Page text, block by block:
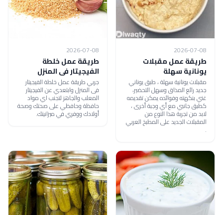
2026-07-08
طريقة عمل مقبلات
يونانية سهلة
مقبلات يونانية سهلة ، طبق يوناني
جديد رائع المذاق وسهل التحضير،
غني بنكهته وفوائده يمكن تقديمه
كطبق جانبي مع أي وجبة أخرى ،
لابد من تجربة هذا النوع من
المقبلات الجديد على المطبخ العربي
.
2026-07-08
طريقة عمل خلطة
الفيجيتار فى المنزل
جربي طريقة عمل خلطة الفيجيتار
فى المنزل وابتعدي عن الفيجيتار
المعلب والجاهز لتجنب اي مواد
حافظة وحافظي على صحتك وصحة
أولادك ووفري في ميزانيتك.